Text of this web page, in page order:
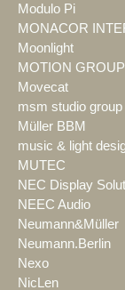
Modulo Pi
MONACOR
Moonlight
MOTION GROUP
Movecat
msm studio group
Müller BBM
music & light
MUTEC
NEC Display
NEEC Audio
Neumann&Müller
Neumann.Berlin
Nexo
NicLen